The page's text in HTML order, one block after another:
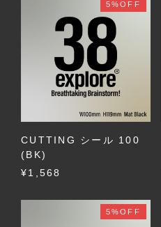
5%OFF
CUTTING シール 100
(BK)
¥1,568
5%OFF